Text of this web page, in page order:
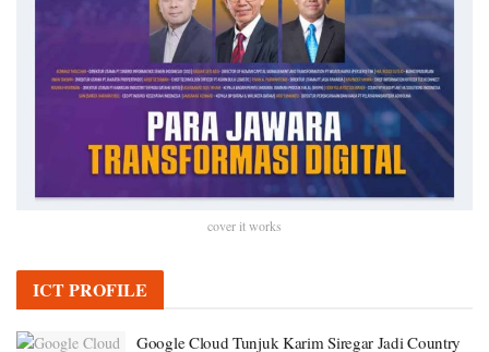
cover it works
ICT PROFILE
Google Cloud Tunjuk Karim Siregar Jadi Country